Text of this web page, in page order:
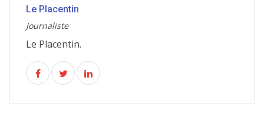
Le Placentin
Journaliste
Le Placentin.